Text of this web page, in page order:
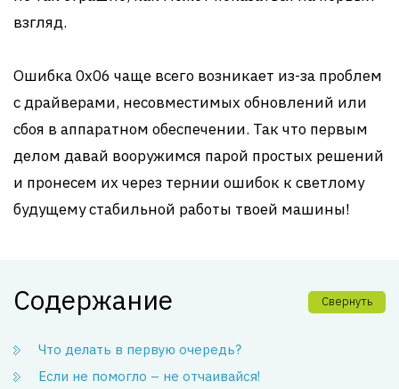
взгляд.
Ошибка 0x06 чаще всего возникает из-за проблем
с драйверами, несовместимых обновлений или
сбоя в аппаратном обеспечении. Так что первым
делом давай вооружимся парой простых решений
и пронесем их через тернии ошибок к светлому
будущему стабильной работы твоей машины!
Содержание Свернуть
Что делать в первую очередь?
Если не помогло – не отчаивайся!